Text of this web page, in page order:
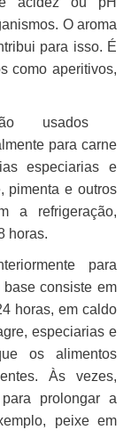
O aroma
para isso. É
​​como aperitivos,
usados
para carne
especiarias e
pimenta e outros
a refrigeração,
horas.
para
consiste em
horas, em caldo
especiarias e
os alimentos
Às vezes,
prolongar a
peixe em